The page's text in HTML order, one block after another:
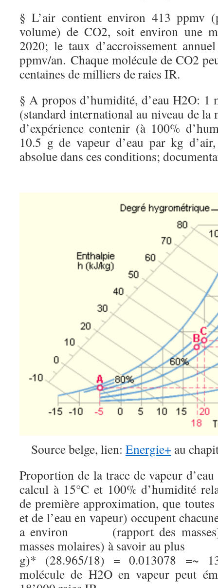
§ L’air contient environ 413 ppmv
volume) de CO2, soit environ une
2020; le taux d’accroissement
ppmv/an. Chaque molécule de CO2
centaines de milliers de raies IR.
§ A propos d’humidité, d’eau H2O: 1
(standard international au niveau de la
d’expérience contenir (à 100%
10.5 g de vapeur d’eau par kg
absolue dans ces conditions;
Source belge, lien: Energie+ au
Proportion de la trace de vapeur
calcul à 15°C et 100% d’humidité
de première approximation, que
et de l’eau en vapeur) occupent
a environ (rapport des
masses molaires) à savoir au
g)* (28.965/18) = 0.013078 =~
molécule de H2O en vapeur peut